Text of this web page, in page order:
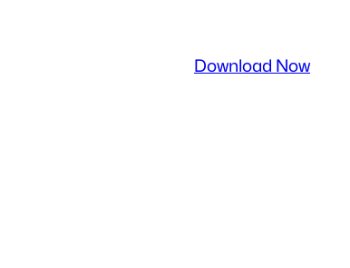
Download Now